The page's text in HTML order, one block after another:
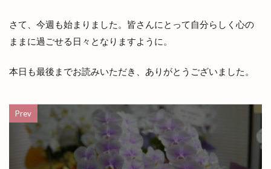
さて、今週も始まりました。皆さんにとって自分らしく心の
ままに過ごせる日々となりますように。
本日も最後までお読みいただき、ありがとうございました。
Prev